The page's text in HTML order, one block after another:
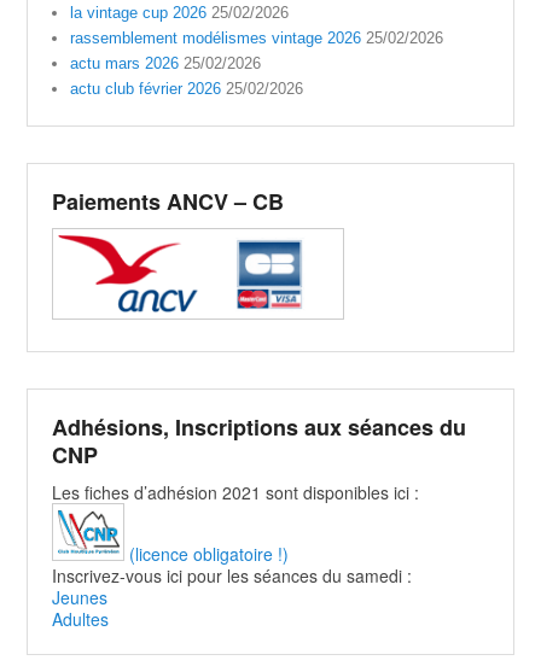
la vintage cup 2026 25/02/2026
rassemblement modélismes vintage 2026 25/02/2026
actu mars 2026 25/02/2026
actu club février 2026 25/02/2026
Paiements ANCV – CB
Adhésions, Inscriptions aux séances du
CNP
Les fiches d’adhésion 2021 sont disponibles ici :
(licence obligatoire !)
Inscrivez-vous ici pour les séances du samedi :
Jeunes
Adultes